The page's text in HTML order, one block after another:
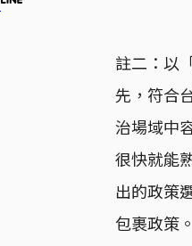
註二：以
先，符合
治場域中
很快就能
出的政策
包裹政策。